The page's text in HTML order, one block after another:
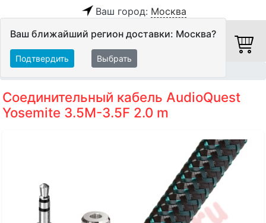
Ваш город: Москва
Ваш ближайший регион доставки: Москва?
Подтвердить Выбрать
Соединительный кабель AudioQuest
Yosemite 3.5M-3.5F 2.0 m